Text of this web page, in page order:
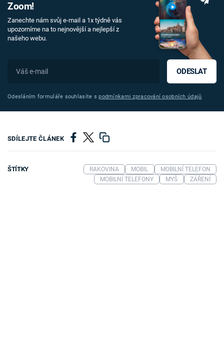
Zoom!
Zanechte nám svůj e-mail a 1x týdně vás
upozorníme na to nejnovější a nejlepší z
našeho webu.
ODESLAT
Odesláním formuláře souhlasíte spodmínkami zpracování osobních údajů
SDÍLEJTE ČLÁNEK
ŠTÍTKY RAKOVINA MOBIL
MOBILNÍ TELEFON
MOBILNÍ TELEFONY
MYŠ ZÁŘENÍ